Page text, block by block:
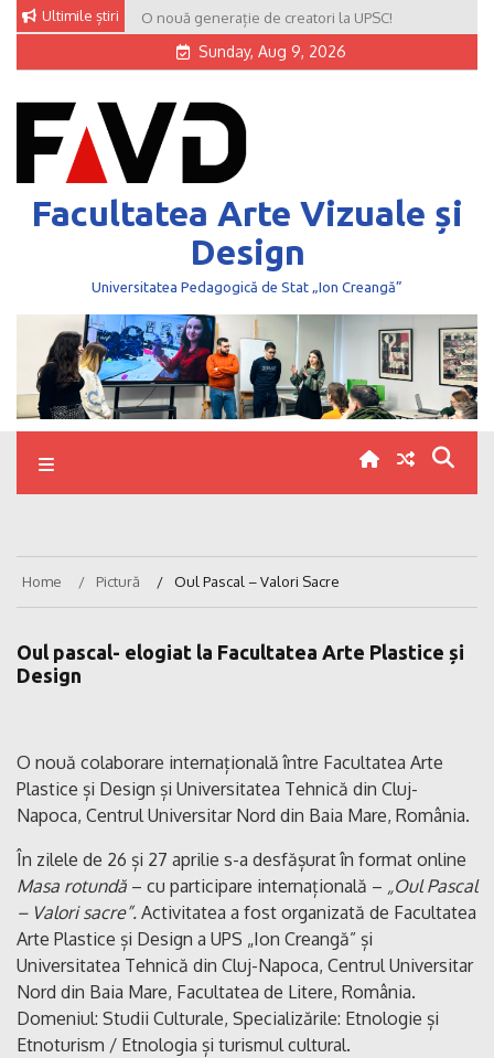
Skip
content
Ultimile știri O nouă generație de creatori la UPSC!
Sunday, Aug 9, 2026
Facultatea Arte Vizuale și
Design
Universitatea Pedagogică de Stat „Ion Creangă”
Home Pictură Oul Pascal – Valori Sacre
Oul pascal- elogiat la Facultatea Arte Plastice și
Design
O nouă colaborare internațională între Facultatea Arte
Plastice și Design și Universitatea Tehnică din Cluj-
Napoca, Centrul Universitar Nord din Baia Mare, România.
În zilele de 26 și 27 aprilie s-a desfășurat în format online
Masa rotundă – cu participare internațională – „Oul Pascal
– Valori sacre”. Activitatea a fost organizată de Facultatea
Arte Plastice și Design a UPS „Ion Creangă” și
Universitatea Tehnică din Cluj-Napoca, Centrul Universitar
Nord din Baia Mare, Facultatea de Litere, România.
Domeniul: Studii Culturale, Specializările: Etnologie și
Etnoturism / Etnologia și turismul cultural.